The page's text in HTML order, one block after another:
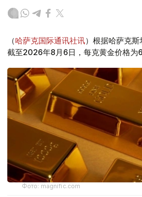
（哈萨克国际通讯社讯）根据哈萨克斯
截至2026年8月6日，每克黄金价格为
Фото: magnific.com